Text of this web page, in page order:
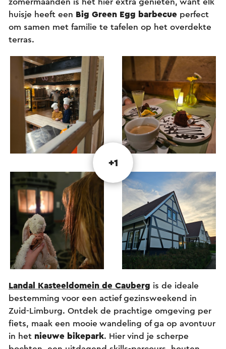
zomermaanden is het hier extra genieten, want elk
huisje heeft een Big Green Egg barbecue perfect
om samen met familie te tafelen op het overdekte
terras.
+1
Landal Kasteeldomein de Cauberg is de ideale
bestemming voor een actief gezinsweekend in
Zuid-Limburg. Ontdek de prachtige omgeving per
fiets, maak een mooie wandeling of ga op avontuur
in het nieuwe bikepark. Hier vind je scherpe